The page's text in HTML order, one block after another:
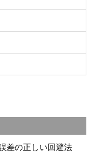
差の正しい回避法